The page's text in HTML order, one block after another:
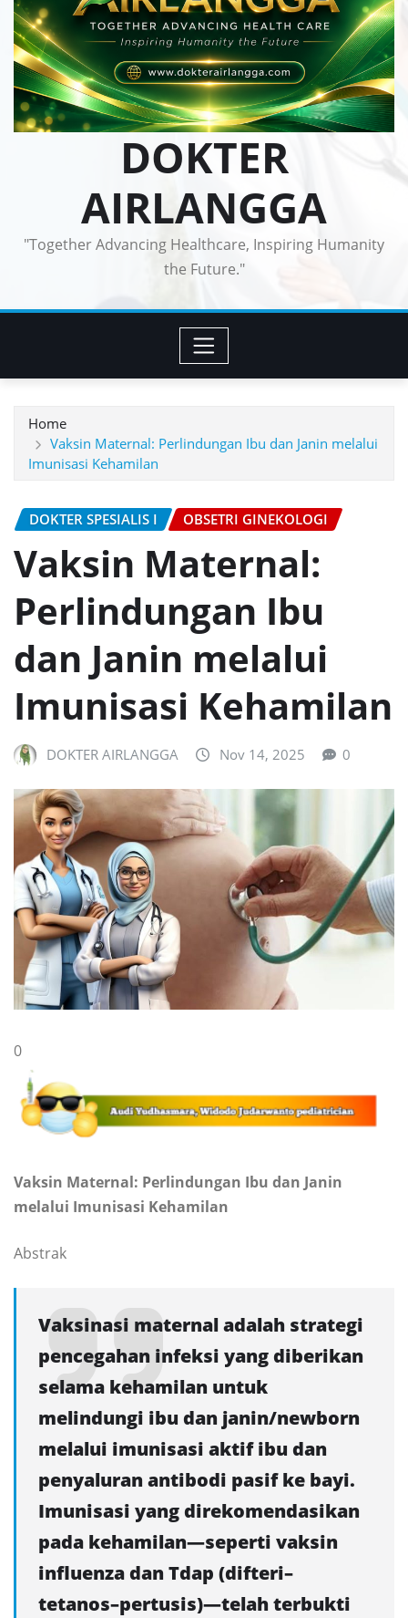
DOKTER
AIRLANGGA
"Together Advancing Healthcare, Inspiring Humanity
the Future."
Home
Vaksin Maternal: Perlindungan Ibu dan Janin melalui
Imunisasi Kehamilan
DOKTER SPESIALIS I OBSETRI GINEKOLOGI
Vaksin Maternal:
Perlindungan Ibu
dan Janin melalui
Imunisasi Kehamilan
DOKTER AIRLANGGA Nov 14, 2025 0
0
Vaksin Maternal: Perlindungan Ibu dan Janin
melalui Imunisasi Kehamilan
Abstrak
Vaksinasi maternal adalah strategi
pencegahan infeksi yang diberikan
selama kehamilan untuk
melindungi ibu dan janin/newborn
melalui imunisasi aktif ibu dan
penyaluran antibodi pasif ke bayi.
Imunisasi yang direkomendasikan
pada kehamilan—seperti vaksin
influenza dan Tdap (difteri–
tetanos–pertusis)—telah terbukti